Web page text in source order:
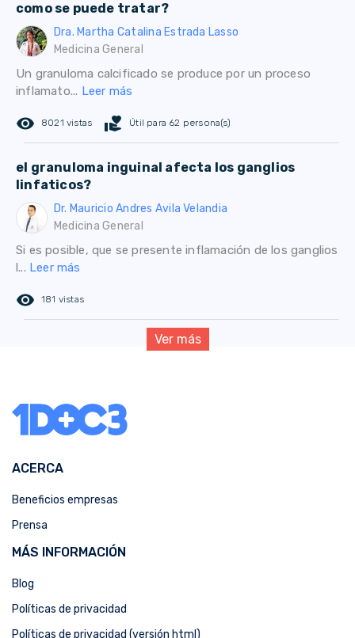
como se puede tratar?
Dra. Martha Catalina Estrada Lasso
Medicina General
Un granuloma calcificado se produce por un proceso
inflamato... Leer más
remove_red_eye 8021 vistas volunteer_activism Útil para 62 persona(s)
el granuloma inguinal afecta los ganglios
linfaticos?
Dr. Mauricio Andres Avila Velandia
Medicina General
Si es posible, que se presente inflamación de los ganglios
l... Leer más
remove_red_eye 181 vistas
Ver más
ACERCA
Beneficios empresas
Prensa
MÁS INFORMACIÓN
Blog
Políticas de privacidad
Políticas de privacidad (versión html)